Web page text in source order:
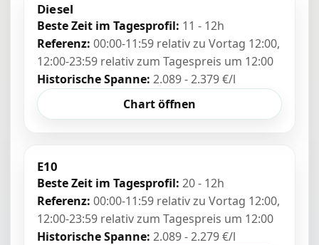
Diesel
Beste Zeit im Tagesprofil: 11 - 12h
Referenz: 00:00-11:59 relativ zu Vortag 12:00,
12:00-23:59 relativ zum Tagespreis um 12:00
Historische Spanne: 2.089 - 2.379 €/l
Chart öffnen
E10
Beste Zeit im Tagesprofil: 20 - 12h
Referenz: 00:00-11:59 relativ zu Vortag 12:00,
12:00-23:59 relativ zum Tagespreis um 12:00
Historische Spanne: 2.089 - 2.279 €/l